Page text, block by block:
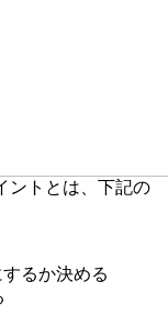
ントとは、下記の
るか決める